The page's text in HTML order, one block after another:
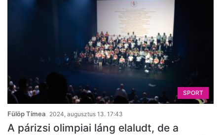
SPORT
Fülöp Tímea 2024, augusztus 13. 17:43
A párizsi olimpiai láng elaludt, de a